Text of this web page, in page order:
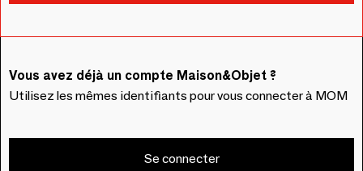
Vous avez déjà un compte Maison&Objet ?
Utilisez les mêmes identifiants pour vous connecter à MOM
Se connecter